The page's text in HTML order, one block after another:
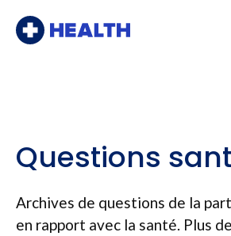
Questions
Archives de questions de la
en rapport avec la santé. Plus